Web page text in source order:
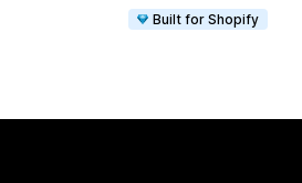
Built for Shopify